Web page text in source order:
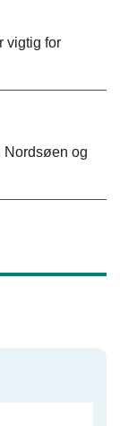
vigtig for
Nordsøen og